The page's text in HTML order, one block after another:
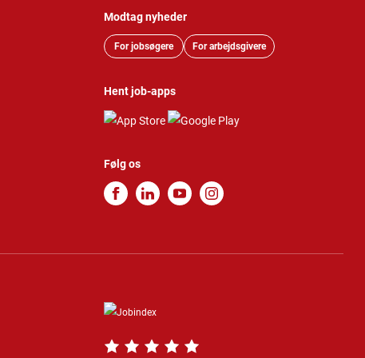
Modtag nyheder
For jobsøgere For arbejdsgivere
Hent job-apps
Følg os